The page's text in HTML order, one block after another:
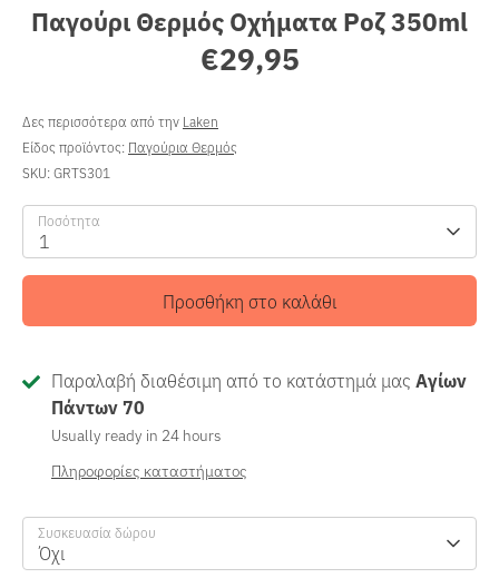
Παγούρι Θερμός Οχήματα Ροζ 350ml
€29,95
Δες περισσότερα από την Laken
Είδος προϊόντος: Παγούρια Θερμός
SKU:GRTS301
Ποσότητα
1
Προσθήκη στο καλάθι
Παραλαβή διαθέσιμη από το κατάστημά μας Αγίων
Πάντων 70
Usually ready in 24 hours
Πληροφορίες καταστήματος
Συσκευασία δώρου
Όχι